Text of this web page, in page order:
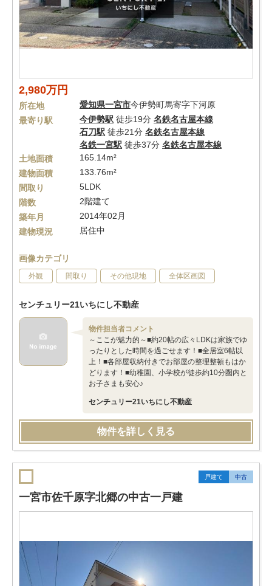
2,980万円
所在地 愛知県一宮市今伊勢町馬寄字下河原
最寄り駅
今伊勢駅 徒歩19分 名鉄名古屋本線
石刀駅 徒歩21分 名鉄名古屋本線
名鉄一宮駅 徒歩37分 名鉄名古屋本線
土地面積
165.14m²
建物面積
133.76m²
間取り
5LDK
階数
2階建て
築年月
2014年02月
建物現況
居住中
画像カテゴリ
外観 間取り その他現地 全体区画図
センチュリー21いちにし不動産
物件担当者コメント
～ここが魅力的～■約20帖の広々LDKは家族でゆ
ったりとした時間を過ごせます！■全居室6帖以
上！■各部屋収納付きでお部屋の整理整頓もはか
どります！■幼稚園、小学校が徒歩約10分圏内と
お子さまも安心♪
センチュリー21いちにし不動産
物件を詳しく見る
戸建て 中古
一宮市佐千原字北郷の中古一戸建